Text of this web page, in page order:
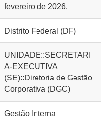
fevereiro de 2026.
Distrito Federal (DF)
UNIDADE::SECRETARI
A-EXECUTIVA
(SE)::Diretoria de Gestão
Corporativa (DGC)
Gestão Interna